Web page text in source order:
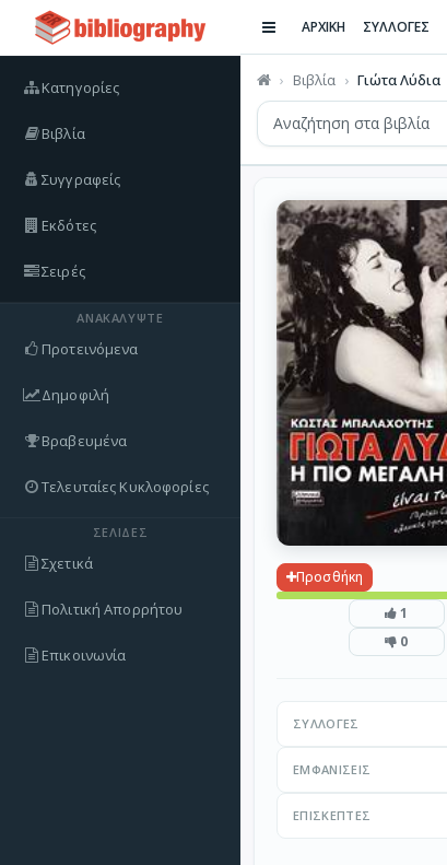
Κατηγορίες
Βιβλία
Συγγραφείς
Εκδότες
Σειρές
ΑΝΑΚΑΛΎΨΤΕ
Προτεινόμενα
Δημοφιλή
Βραβευμένα
Τελευταίες Κυκλοφορίες
ΣΕΛΊΔΕΣ
Σχετικά
Πολιτική Απορρήτου
Επικοινωνία
ΑΡΧΙΚΗ ΣΥΛΛΟΓΕΣ
Βιβλία Γιώτα Λύδια
Προσθήκη
1
0
ΣΥΛΛΟΓΈΣ
ΕΜΦΑΝΊΣΕΙΣ
ΕΠΙΣΚΈΠΤΕΣ